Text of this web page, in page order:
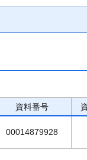
資料番号
00014879928